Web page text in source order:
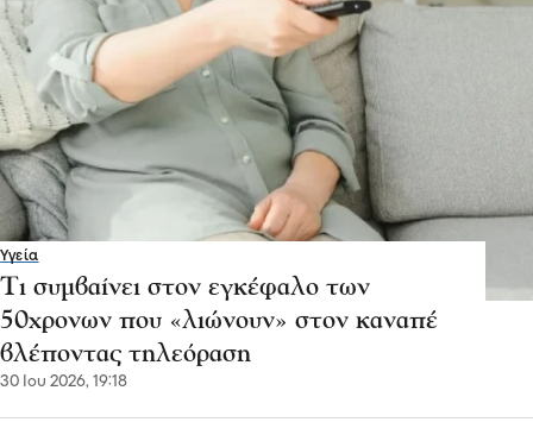
Υγεία
Τι συμβαίνει στον εγκέφαλο των
50χρονων που «λιώνουν» στον καναπέ
βλέποντας τηλεόραση
30 Ιου 2026, 19:18